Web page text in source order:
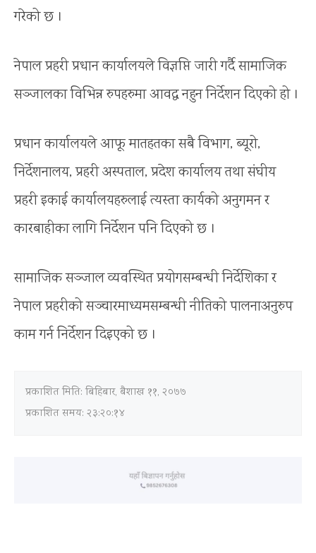
गरेको छ ।
नेपाल प्रहरी प्रधान कार्यालयले विज्ञप्ति जारी गर्दै सामाजिक
सञ्जालका विभिन्न रुपहरुमा आवद्ध नहुन निर्देशन दिएको हो ।
प्रधान कार्यालयले आफू मातहतका सबै विभाग, ब्यूरो,
निर्देशनालय, प्रहरी अस्पताल, प्रदेश कार्यालय तथा संघीय
प्रहरी इकाई कार्यालयहरुलाई त्यस्ता कार्यको अनुगमन र
कारबाहीका लागि निर्देशन पनि दिएको छ ।
सामाजिक सञ्जाल व्यवस्थित प्रयोगसम्बन्धी निर्देशिका र
नेपाल प्रहरीको सञ्चारमाध्यमसम्बन्धी नीतिको पालनाअनुरुप
काम गर्न निर्देशन दिइएको छ ।
प्रकाशित मिति: बिहिबार, बैशाख ११, २०७७
प्रकाशित समय: २३:२०:१४